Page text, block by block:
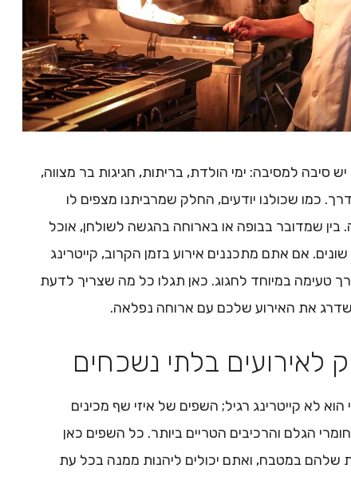
סיבה למסיבה: ימי הולדת, בריתות, חגיגות בר מצווה,
כמו שכולנו יודעים, החלק שמרביתנו מצפים לו
בין שמדובר בבופה או בארוחה בהגשה לשולחן, אוכל
אם אתם מתכננים אירוע בזמן הקרוב, קייטרינג
טעימה במיוחד לחגוג. כאן תגלו כל מה שצריך לדעת
לשדרג את האירוע שלכם עם ארוחה נפלאה.
לאירועים בלתי נשכחים
לא קייטרינג רגיל; השפים של איזי שף מכינים
הגלם והרכיבים הטריים ביותר. כל השפים כאן
שלהם במטבח, ואתם יכולים ליהנות ממנה בכל עת